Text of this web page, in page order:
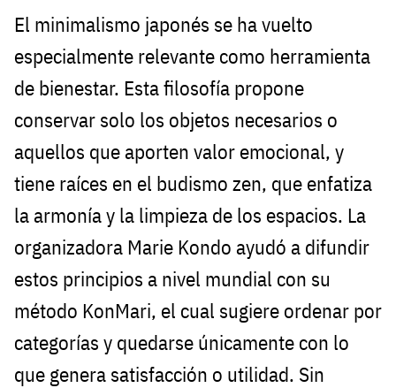
El minimalismo japonés se ha vuelto
especialmente relevante como herramienta
de bienestar. Esta filosofía propone
conservar solo los objetos necesarios o
aquellos que aporten valor emocional, y
tiene raíces en el budismo zen, que enfatiza
la armonía y la limpieza de los espacios. La
organizadora Marie Kondo ayudó a difundir
estos principios a nivel mundial con su
método KonMari, el cual sugiere ordenar por
categorías y quedarse únicamente con lo
que genera satisfacción o utilidad. Sin